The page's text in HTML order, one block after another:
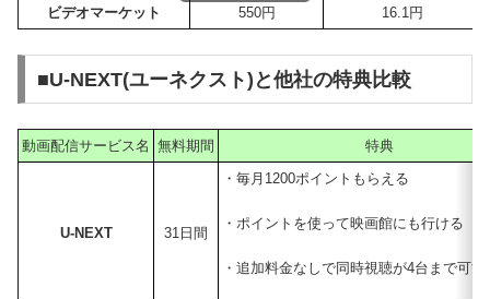
ビデオマーケット
550円 16.1円
■U-NEXT(ユーネクスト)と他社の特典比較
動画配信サービス名 無料期間 特典
U-NEXT 31日間
・毎月1200ポイントもらえる
・ポイントを使って映画館にも行ける
・追加料金なしで同時視聴が4台まで可能